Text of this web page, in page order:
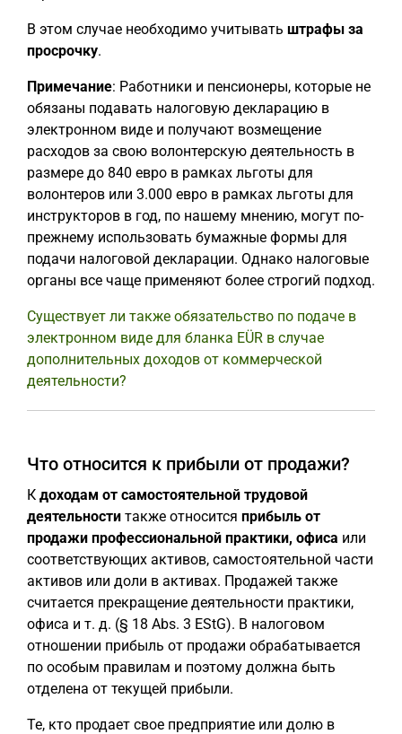
В этом случае необходимо учитывать штрафы за
просрочку.
Примечание: Работники и пенсионеры, которые не
обязаны подавать налоговую декларацию в
электронном виде и получают возмещение
расходов за свою волонтерскую деятельность в
размере до 840 евро в рамках льготы для
волонтеров или 3.000 евро в рамках льготы для
инструкторов в год, по нашему мнению, могут по-
прежнему использовать бумажные формы для
подачи налоговой декларации. Однако налоговые
органы все чаще применяют более строгий подход.
Существует ли также обязательство по подаче в
электронном виде для бланка EÜR в случае
дополнительных доходов от коммерческой
деятельности?
Что относится к прибыли от продажи?
К доходам от самостоятельной трудовой
деятельности также относится прибыль от
продажи профессиональной практики, офиса или
соответствующих активов, самостоятельной части
активов или доли в активах. Продажей также
считается прекращение деятельности практики,
офиса и т. д. (§ 18 Abs. 3 EStG). В налоговом
отношении прибыль от продажи обрабатывается
по особым правилам и поэтому должна быть
отделена от текущей прибыли.
Те, кто продает свое предприятие или долю в